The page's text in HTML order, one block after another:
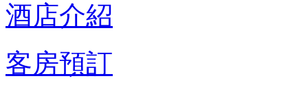
酒店介紹
客房預訂